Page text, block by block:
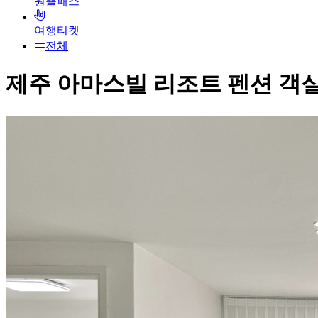
여행티켓
전체
제주 아마스빌 리조트 펜션 객